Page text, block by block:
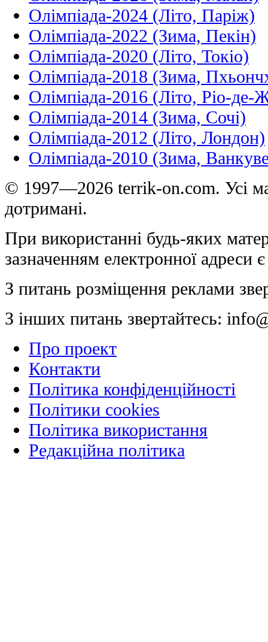
Олімпіада-2024 (Літо, Паріж)
Олімпіада-2022 (Зима, Пекін)
Олімпіада-2020 (Літо, Токіо)
Олімпіада-2018 (Зима,
Олімпіада-2016 (Літо, Ріо-де-
Олімпіада-2014 (Зима, Сочі)
Олімпіада-2012 (Літо, Лондон)
Олімпіада-2010 (Зима,
© 1997—2026 terrik-on.com. Усі
дотримані.
При використанні будь-яких
зазначенням електронної адреси
З питань розміщення реклами
З інших питань звертайтесь:
Про проект
Контакти
Політика конфіденційності
Політики cookies
Політика використання
Редакційна політика